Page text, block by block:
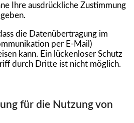
Ihre ausdrückliche Zustimmung
die Datenübertragung im
per E-Mail)
kann. Ein lückenloser Schutz
durch Dritte ist nicht möglich.
für die Nutzung von